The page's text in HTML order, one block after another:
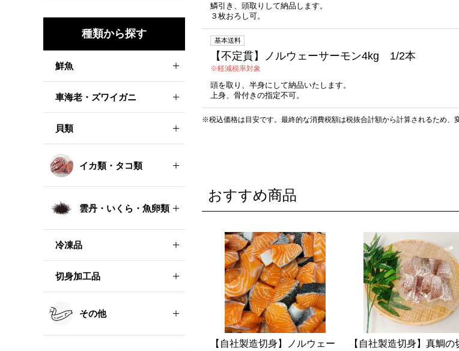
鱗引き、頭取りして納品します。
３枚おろし可。
基本送料
【不定貫】ノルウェーサーモン4kg 1/2本
軽減税率対象
頭を取り、半身にして納品いたします。
上身、骨付きの指定不可。
※税込価格は目安です。最終的な消費税額は税抜合計額から計算されるため、
おすすめ商品
【自社製造切身】ノルウェー
【自社製造切身】真鯛の
種類から探す
鮮魚
車海老・ズワイガニ
貝類
イカ類・タコ類
雲丹・いくら・魚卵類
冷凍品
切身加工品
その他